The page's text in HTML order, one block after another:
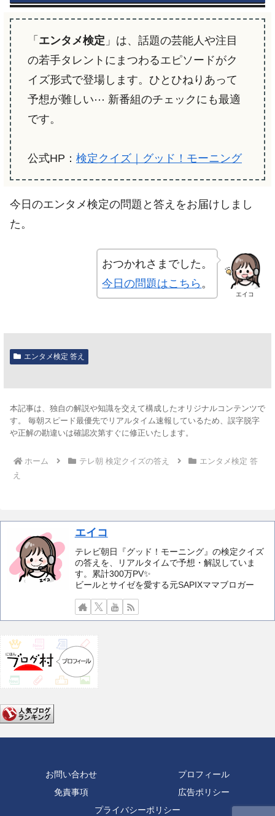
「 エンタメ検定 」は、話題の芸能人や注目
の若手タレントにまつわるエピソードがク
イズ形式で登場します。ひとひねりあって
予想が難しい⋯ 新番組のチェックにも最適
です。
公式HP： 検定クイズ｜グッド！モーニング
今日のエンタメ検定の問題と答えをお届けしまし
た。
エイコ
おつかれさまでした。
今日の問題はこちら 。
エンタメ検定 答え
本記事は、独自の解説や知識を交えて構成したオリジナルコンテンツで
す。 毎朝スピード最優先でリアルタイム速報しているため、誤字脱字
や正解の勘違いは確認次第すぐに修正いたします。
ホーム テレ朝 検定クイズの答え
エンタメ検定 答
え
エイコ
テレビ朝日『グッド！モーニング』の検定クイズ
の答えを、リアルタイムで予想・解説していま
す。累計300万PV✨️
ビールとサイゼを愛する元SAPIXママブロガー
お問い合わせ
プロフィール
免責事項
広告ポリシー
プライバシーポリシー